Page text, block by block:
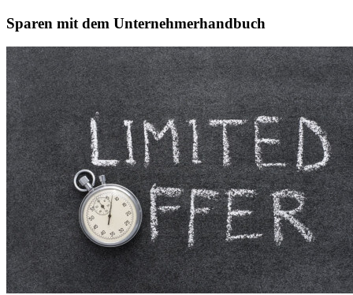
Sparen mit dem Unternehmerhandbuch